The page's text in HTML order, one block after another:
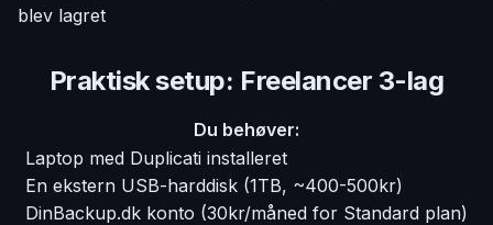
blev lagret
Praktisk setup: Freelancer 3-lag
Du behøver:
Laptop med Duplicati installeret
En ekstern USB-harddisk (1TB, ~400-500kr)
DinBackup.dk konto (30kr/måned for Standard plan)